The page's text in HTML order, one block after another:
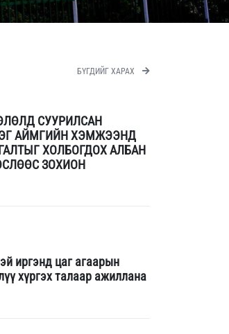
БҮГДИЙГ ХАРАХ
СУУРИЛСАН
АЙМГИЙН ХЭМЖЭЭНД
ХОЛБОГДОХ АЛБАН
ЗОХИОН
иргэнд цаг агаарын
хүргэх талаар ажиллана